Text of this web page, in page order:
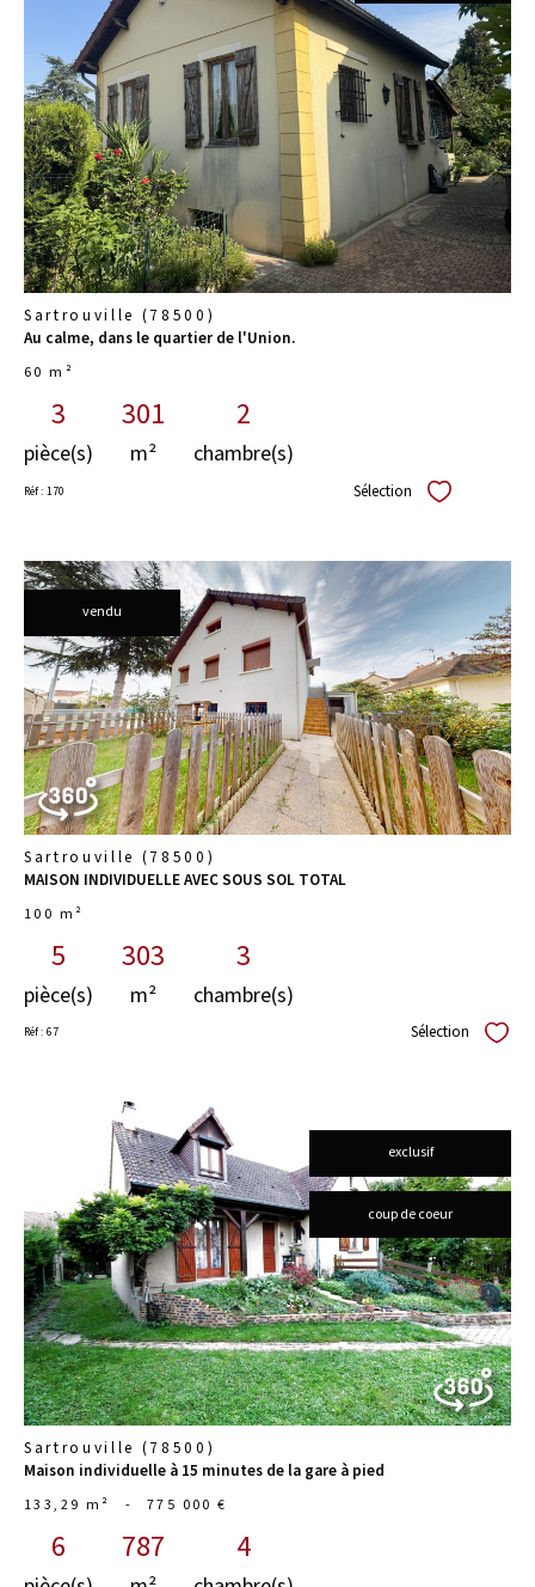
voir le
bien
Sartrouville (78500)
Au calme, dans le quartier de l'Union.
60 m²
3
pièce(s)
301
m²
2
chambre(s)
Réf : 170 Sélection Sélectionner
vendu
voir le
bien
Sartrouville (78500)
MAISON INDIVIDUELLE AVEC SOUS SOL TOTAL
100 m²
5
pièce(s)
303
m²
3
chambre(s)
Réf : 67 Sélection
exclusif
coup de coeur
voir le
bien
Sartrouville (78500)
Maison individuelle à 15 minutes de la gare à pied
133,29 m² - 775 000 €
6 787 4